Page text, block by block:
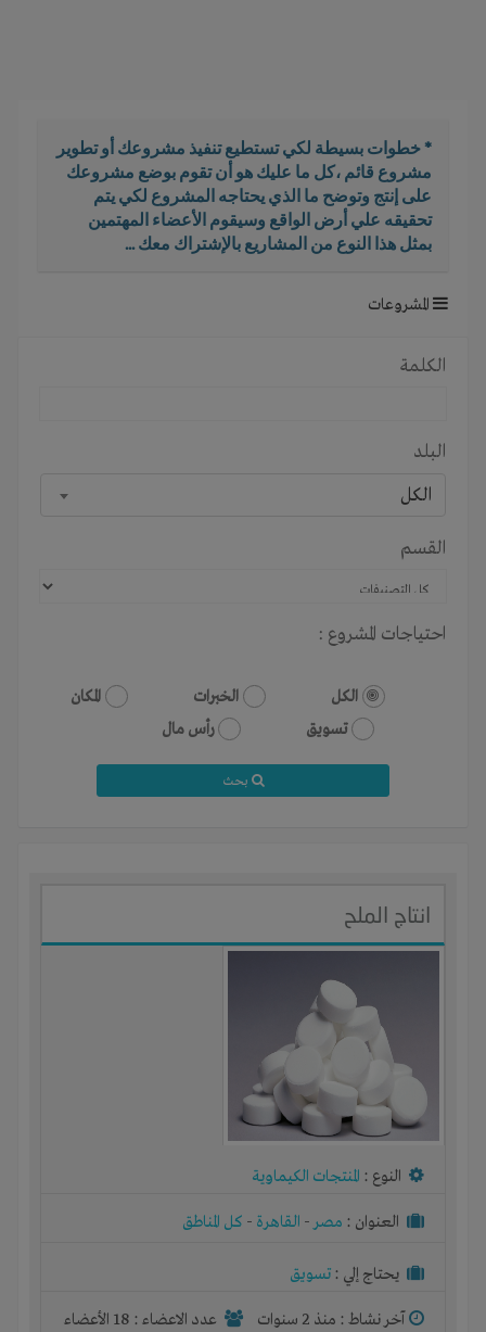
n
* خطوات بسيطة لكي تستطيع تنفيذ مشروعك أو تطوير
مشروع قائم ،كل ما عليك هو أن تقوم بوضع مشروعك
على إنتج وتوضح ما الذي يحتاجه المشروع لكي يتم
تحقيقه علي أرض الواقع وسيقوم الأعضاء المهتمين
بمثل هذا النوع من المشاريع بالإشتراك معك ...
المشروعات
الكلمة
البلد
الكل
القسم
احتياجات المشروع :
الكل الخبرات
المكان
تسويق
رأس مال
انتاج الملح
النوع : المنتجات الكيماوية
العنوان : مصر- القاهرة - كل المناطق
يحتاج إلي : تسويق
آخر نشاط : منذ 2 سنوات عدد الاعضاء : 18 الأعضاء